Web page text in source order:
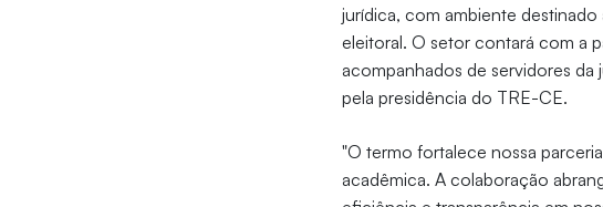
jurídica, com ambiente
eleitoral. O setor contará com a
acompanhados de servidores da
pela presidência do TRE-CE.
"O termo fortalece nossa
acadêmica. A colaboração